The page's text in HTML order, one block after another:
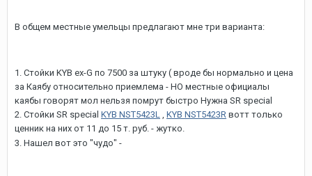
В общем местные умельцы предлагают мне три варианта:
1. Стойки KYB ex-G по 7500 за штуку ( вроде бы нормально и цена
за Каябу относительно приемлема - НО местные официалы
каябы говорят мол нельзя помрут быстро Нужна SR special
2. Стойки SR special KYB NST5423L , KYB NST5423R вотт только
ценник на них от 11 до 15 т. руб. - жутко.
3. Нашел вот это "чудо" -